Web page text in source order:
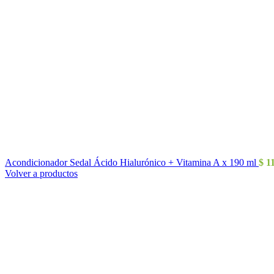
Acondicionador Sedal Ácido Hialurónico + Vitamina A x 190 ml $
Volver a productos